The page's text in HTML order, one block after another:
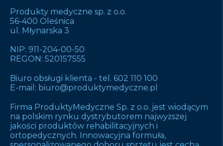
Produkty medyczne sp. z o.o.
56-400 Oleśnica
ul. Młynarska 3
NIP: 911-204-00-50
REGON: 520157555
Biuro obsługi klienta - tel. 602 110 100
E-mail: biuro@produktymedyczne.pl
Firma ProduktyMedyczne Sp. z o.o. jest wiodącym
na polskim rynku dystrybutorem najwyższej
jakości produktów rehabilitacyjnych i
ortopedycznych. Innowacyjna formuła,